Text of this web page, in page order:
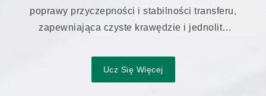
poprawy przyczepności i stabilności transferu,
zapewniająca czyste krawędzie i jednolity
Ucz Się Więcej